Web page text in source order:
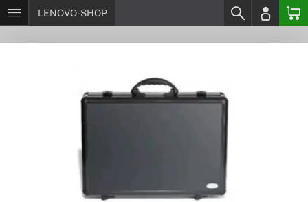
LENOVO-SHOP